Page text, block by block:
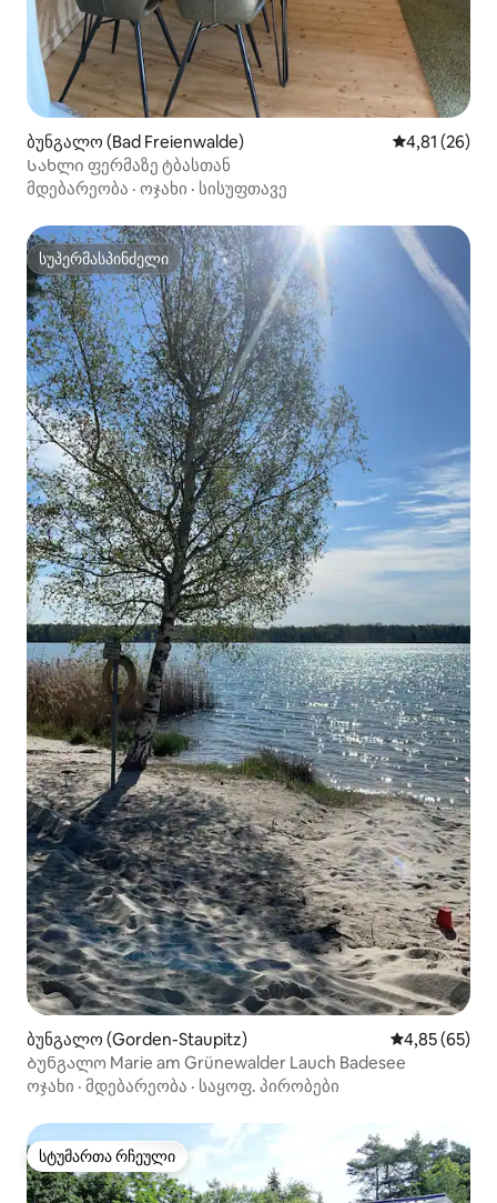
ბუნგალო (Bad Freienwalde) საშუალო
4,81 (26)
Სახლი ფერმაზე ტბასთან
მდებარეობა · ოჯახი · სისუფთავე
სუპერმასპინძელი
სუპერმასპინძელი
ბუნგალო (Gorden-Staupitz) საშუალო
4,85 (65)
Ბუნგალო Marie am Grünewalder Lauch Badesee
ოჯახი · მდებარეობა · საყოფ. პირობები
სტუმართა რჩეული
სტუმართა რჩეული